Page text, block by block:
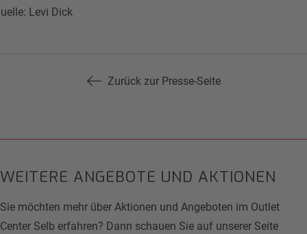
Levi Dick
Zurück zur Presse-Seite
WEITERE ANGEBOTE UND AKTIONEN
Sie möchten mehr über Aktionen und Angeboten im Outlet
Center Selb erfahren? Dann schauen Sie auf unserer Seite